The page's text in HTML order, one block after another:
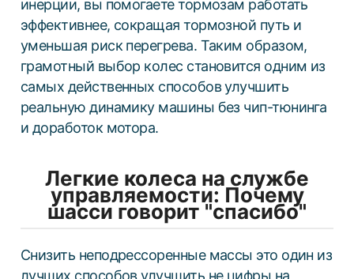
ЗИМНИЕ
ЛЕТНИЕ
ДЛЯ СПЕЦТЕХНИКИ
ШТАМПОВАНЫЕ
инерции, вы помогаете тормозам работать
эффективнее, сокращая тормозной путь и
уменьшая риск перегрева. Таким образом,
грамотный выбор колес становится одним из
самых действенных способов улучшить
реальную динамику машины без чип-тюнинга
и доработок мотора.
Легкие колеса на службе
управляемости: Почему
шасси говорит "спасибо"
Снизить неподрессоренные массы это один из
лучших способов улучшить не цифры на